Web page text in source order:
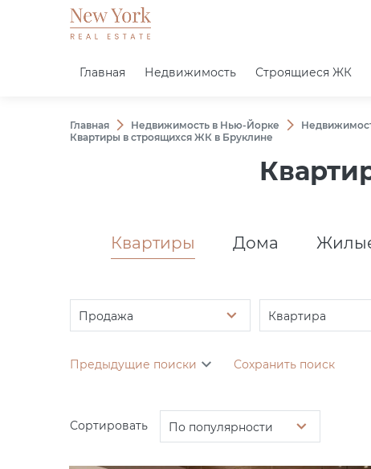
Главная Недвижимость Строящиеся ЖК
Главная Недвижимость в Нью-Йорке
Квартиры в строящихся ЖК в Бруклине
Квартиры Дома
Продажа Квартира
Предыдущие поиски Сохранить поиск
Сортировать По популярности